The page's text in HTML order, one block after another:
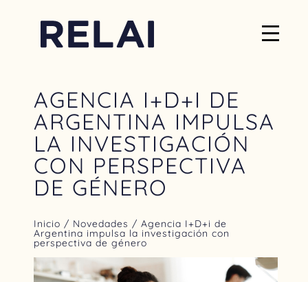
AGENCIA I+D+I DE
ARGENTINA IMPULSA
LA INVESTIGACIÓN
CON PERSPECTIVA
DE GÉNERO
Inicio / Novedades / Agencia I+D+i de
Argentina impulsa la investigación con
perspectiva de género